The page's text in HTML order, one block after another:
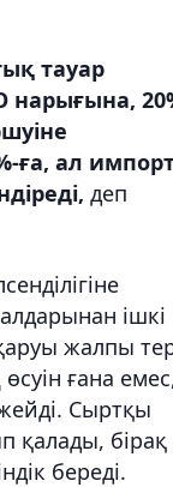
тауар
нарығына,
ға, ал
деп
ішкі
жалпы
ғана
Сыртқы
қалады, бірақ
береді.